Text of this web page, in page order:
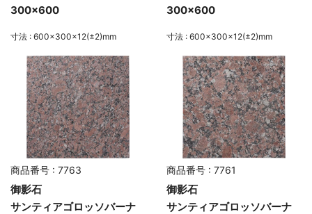
300×600
寸法 : 600×300×12(±2)mm
300×600
寸法 : 600×300×12(±2)mm
商品番号 : 7763
御影石
サンティアゴロッソバーナ
商品番号 : 7761
御影石
サンティアゴロッソバーナ